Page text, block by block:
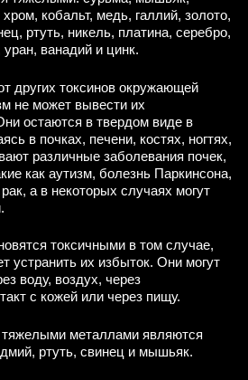
кобальт, медь, галлий, золото,
ртуть, никель, платина, серебро,
ванадий и цинк.
других токсинов окружающей
не может вывести их
остаются в твердом виде в
в почках, печени, костях, ногтях,
различные заболевания почек,
как аутизм, болезнь Паркинсона,
а в некоторых случаях могут
токсичными в том случае,
устранить их избыток. Они могут
воду, воздух, через
с кожей или через пищу.
металлами являются
ртуть, свинец и мышьяк.